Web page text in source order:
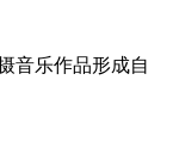
音乐作品形成自